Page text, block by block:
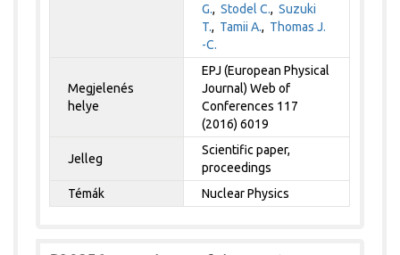
G.,Stodel C.,Suzuki
T., Tamii A., Thomas J.
-C.
Megjelenés
helye
EPJ (European Physical
Journal) Web of
Conferences 117
(2016) 6019
Jelleg
Scientific paper,
proceedings
Témák
Nuclear Physics